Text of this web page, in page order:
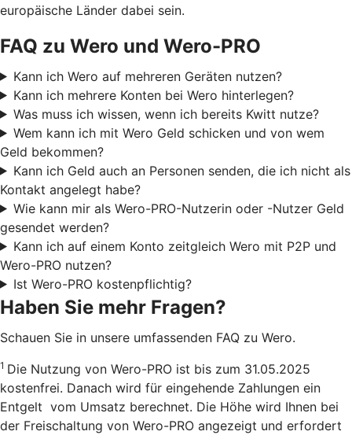
europäische Länder dabei sein.
FAQ zu Wero und Wero-PRO
Kann ich Wero auf mehreren Geräten nutzen?
Kann ich mehrere Konten bei Wero hinterlegen?
Was muss ich wissen, wenn ich bereits Kwitt nutze?
Wem kann ich mit Wero Geld schicken und von wem
Geld bekommen?
Kann ich Geld auch an Personen senden, die ich nicht als
Kontakt angelegt habe?
Wie kann mir als Wero-PRO-Nutzerin oder -Nutzer Geld
gesendet werden?
Kann ich auf einem Konto zeitgleich Wero mit P2P und
Wero-PRO nutzen?
Ist Wero-PRO kostenpflichtig?
Haben Sie mehr Fragen?
Schauen Sie in unsere umfassenden FAQ zu Wero.
1 Die Nutzung von Wero-PRO ist bis zum 31.05.2025
kostenfrei. Danach wird für eingehende Zahlungen ein
Entgelt vom Umsatz berechnet. Die Höhe wird Ihnen bei
der Freischaltung von Wero-PRO angezeigt und erfordert